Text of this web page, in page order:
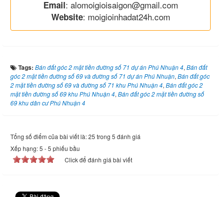
Email: alomoigioisaigon@gmail.com
Website: moigioinhadat24h.com
Tags: Bán đất góc 2 mặt tiền đường số 71 dự án Phú Nhuận 4, Bán đất
góc 2 mặt tiền đường số 69 và đường số 71 dự án Phú Nhuận, Bán đất góc
2 mặt tiền đường số 69 và đường số 71 khu Phú Nhuận 4, Bán đất góc 2
mặt tiền đường số 69 khu Phú Nhuận 4, Bán đất góc 2 mặt tiền đường số
69 khu dân cư Phú Nhuận 4
Tổng số điểm của bài viết là: 25 trong 5 đánh giá
Xếp hạng:5 -5 phiếu bầu
Click để đánh giá bài viết